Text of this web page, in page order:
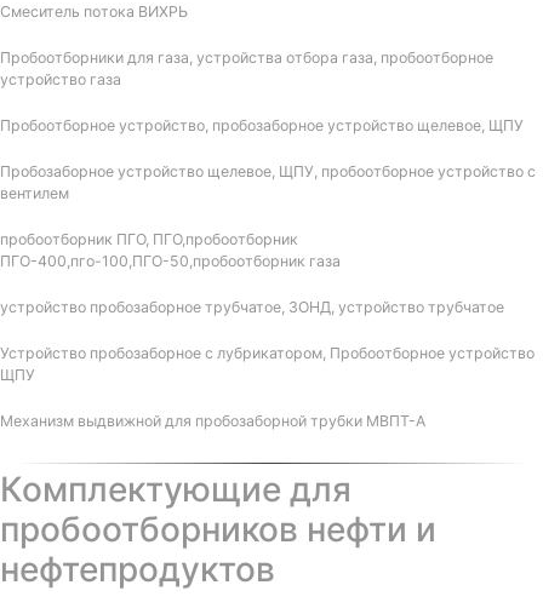
Смеситель потока ВИХРЬ
Пробоотборники для газа, устройства отбора газа, пробоотборное
устройство газа
Пробоотборное устройство, пробозаборное устройство щелевое, ЩПУ
Пробозаборное устройство щелевое, ЩПУ, пробоотборное устройство с
вентилем
пробоотборник ПГО, ПГО,пробоотборник
ПГО-400,пго-100,ПГО-50,пробоотборник газа
устройство пробозаборное трубчатое, ЗОНД, устройство трубчатое
Устройство пробозаборное с лубрикатором, Пробоотборное устройство
ЩПУ
Механизм выдвижной для пробозаборной трубки МВПТ-А
Комплектующие для
пробоотборников нефти и
нефтепродуктов